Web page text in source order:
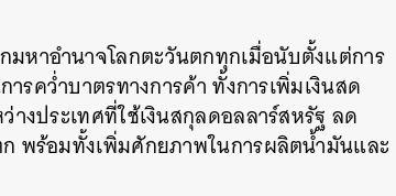
มหาอำนาจโลกตะวันตกทุกเมื่อนับตั้งแต่การ
รคว่ำบาตรทางการค้า ทั้งการเพิ่มเงินสด
างประเทศที่ใช้เงินสกุลดอลลาร์สหรัฐ ลด
พร้อมทั้งเพิ่มศักยภาพในการผลิตน้ำมันและ